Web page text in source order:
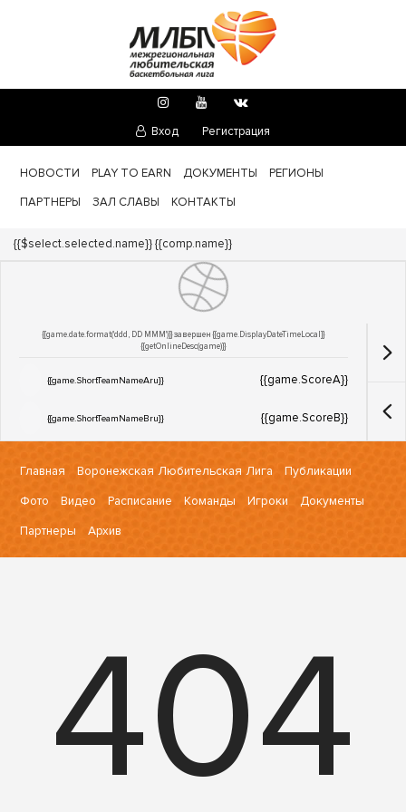
Вход Регистрация
НОВОСТИ PLAY TO EARN ДОКУМЕНТЫ
РЕГИОНЫ
ПАРТНЕРЫ
ЗАЛ СЛАВЫ КОНТАКТЫ
Турнир:
{{$select.selected.name}}{{comp.name}}
{{game.date.format('ddd, DD MMM')}} завершен{{game.DisplayDateTimeLocal}}
{{getOnlineDesc(game)}}
{{game.ShortTeamNameAru}} {{game.ScoreA}}
{{game.ShortTeamNameBru}} {{game.ScoreB}}
Главная Воронежская Любительская Лига
Публикации
Фото
Видео Расписание Команды Игроки
Документы
Партнеры
Архив
404